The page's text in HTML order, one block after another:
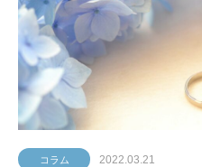
コラム 2022.03.21